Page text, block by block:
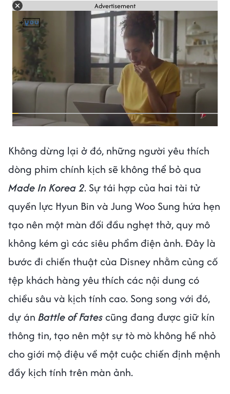
Advertisement
Không dừng lại ở đó, những người yêu thích
dòng phim chính kịch sẽ không thể bỏ qua
Made In Korea 2. Sự tái hợp của hai tài tử
quyền lực Hyun Bin và Jung Woo Sung hứa hẹn
tạo nên một màn đối đầu nghẹt thở, quy mô
không kém gì các siêu phẩm điện ảnh. Đây là
bước đi chiến thuật của Disney nhằm củng cố
tệp khách hàng yêu thích các nội dung có
chiều sâu và kịch tính cao. Song song với đó,
dự án Battle of Fatescũng đang được giữ kín
thông tin, tạo nên một sự tò mò không hề nhỏ
cho giới mộ điệu về một cuộc chiến định mệnh
đầy kịch tính trên màn ảnh.